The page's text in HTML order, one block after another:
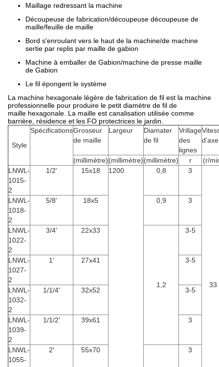
Maillage redressant la machine
Découpeuse de fabrication/découpeuse découpeuse de
maille/feuille de maille
Bord s'enroulant vers le haut de la machine/de machine
sertie par replis par maille de gabion
Machine à emballer de Gabion/machine de presse maille
de Gabion
Le fil épongent le système
La machine hexagonale légère de fabrication de fil est la machine
professionnelle pour produire le petit diamètre de fil de
maille hexagonale. La maille est canalisation utilisée comme
barrière, résidence et les FO protectrices le jardin.
Style
SpécificationsGrosseur
de maille
Largeur
Diamater
de fil
Vrillage
des
lignes
d'axe
(millimètre)(millimètre)(millimètre) r
(r/
LNWL-
1015-
2
1/2' 15x18 1200 0,8 3
33
LNWL-
1018-
2
5/8' 18x5 0,9 3
LNWL-
1022-
2
3/4' 22x33
1,2
3-5
LNWL-
1027-
2
1' 27x41 3-5
LNWL-
1032-
2
1/1/4' 32x52 3-5
LNWL-
1039-
2
1/1/2' 39x61 3
LNWL-
1055-
2' 55x70 3